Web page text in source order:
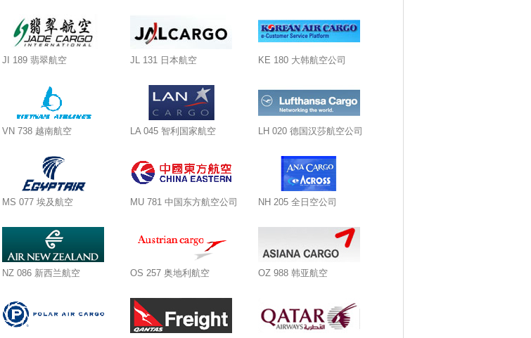
JI 189 翡翠航空 JL 131 日本航空 KE 180 大韩航空公司
VN 738 越南航空 LA 045 智利国家航空 LH 020 德国汉莎航空公司
MS 077 埃及航空 MU 781 中国东方航空公司 NH 205 全日空公司
NZ 086 新西兰航空 OS 257 奥地利航空 OZ 988 韩亚航空